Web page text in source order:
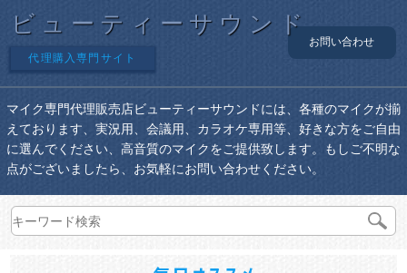
ビューティーサウンド
代理購入専門サイト
お問い合わせ
マイク専門代理販売店ビューティーサウンドには、各種のマイクが揃
えております、実況用、会議用、カラオケ専用等、好きな方をご自由
に選んでください、高音質のマイクをご提供致します。もしご不明な
点がございましたら、お気軽にお問い合わせください。